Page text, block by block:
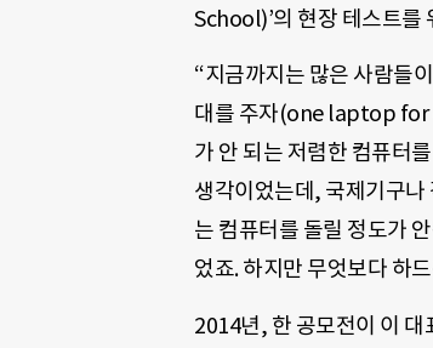
School)’의 현장 테스트를
“지금까지는 많은 사람들
대를 주자(one laptop for
가 안 되는 저렴한 컴퓨터
생각이었는데, 국제기구나
는 컴퓨터를 돌릴 정도가
었죠. 하지만 무엇보다 하
2014년, 한 공모전이 이